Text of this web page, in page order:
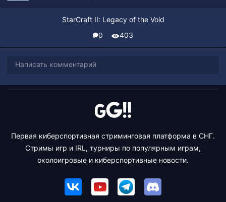
StarCraft II: Legacy of the Void
0
403
Написать комментарий
Первая киберспортивная стриминговая платформа в СНГ.
Стримы игр и IRL, турниры по популярным играм,
околоигровые и киберспортивные новости.